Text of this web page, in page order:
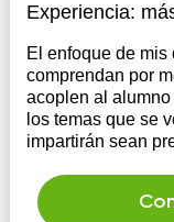
Experiencia:
El enfoque de
comprendan por
acoplen al
los temas que se
impartirán sean